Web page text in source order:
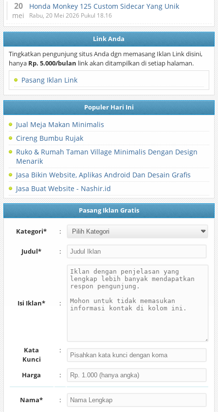
20
mei
Honda Monkey 125 Custom Sidecar Yang Unik
Rabu, 20 Mei 2026 Pukul 18.16
Link Anda
Tingkatkan pengunjung situs Anda dgn memasang Iklan Link disini,
hanya Rp. 5.000/bulan link akan ditampilkan di setiap halaman.
Pasang Iklan Link
Populer Hari Ini
Jual Meja Makan Minimalis
Cireng Bumbu Rujak
Ruko & Rumah Taman Village Minimalis Dengan Design
Menarik
Jasa Bikin Website, Aplikas Android Dan Desain Grafis
Jasa Buat Website - Nashir.id
Pasang Iklan Gratis
Kategori* :
Judul* :
Isi Iklan* :
Kata
Kunci
:
Harga :
Nama* :